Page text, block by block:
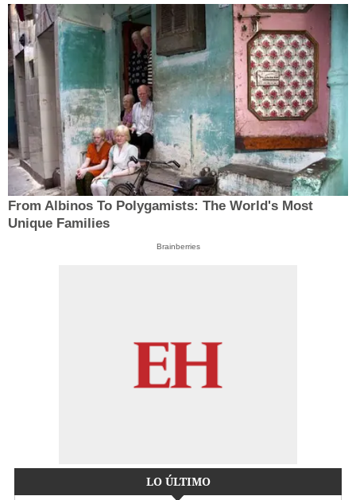
From Albinos To Polygamists: The World's Most
Unique Families
Brainberries
LO ÚLTIMO